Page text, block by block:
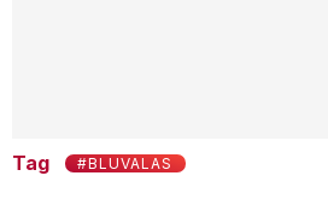
Tag #BLUVALAS